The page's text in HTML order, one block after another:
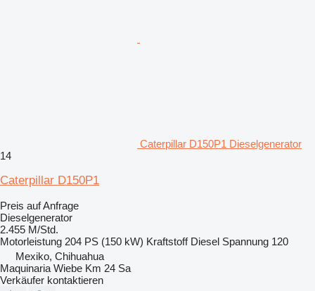
Caterpillar D150P1 Dieselgenerator
14
Caterpillar D150P1
Preis auf Anfrage
Dieselgenerator
2.455 M/Std.
Motorleistung 204 PS (150 kW) Kraftstoff Diesel Spannung 120
Mexiko, Chihuahua
Maquinaria Wiebe Km 24 Sa
Verkäufer kontaktieren